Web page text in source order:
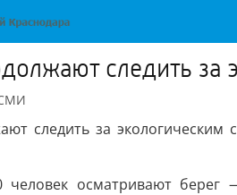
следить за
следить за экологическим
осматривают берег